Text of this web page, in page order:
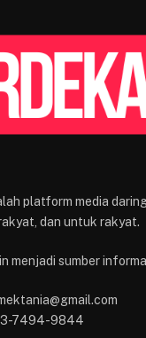
platform media
dan untuk rakyat.
menjadi sumber
7494-9844